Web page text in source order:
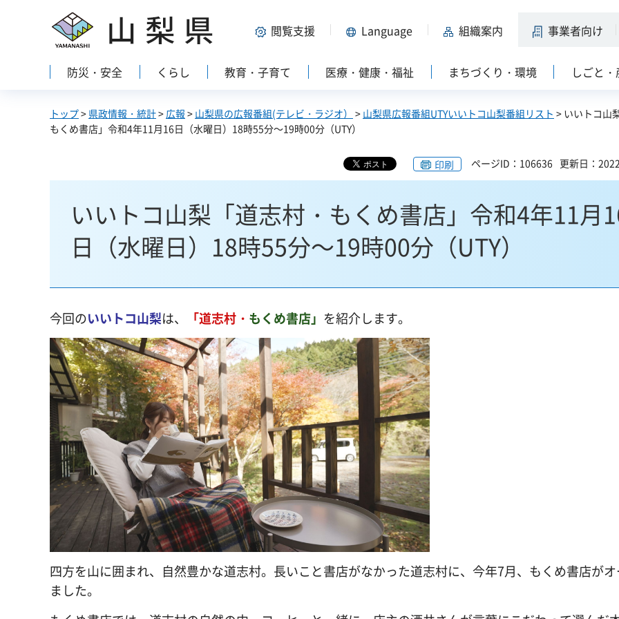
山梨県 閲覧支援 Language 組織案内 事業者向け
防災・安全 くらし 教育・子育て 医療・健康・福祉 まちづくり・環境 しごと
トップ> 県政情報・統計> 広報 > 山梨県の広報番組(テレビ・ラジオ） > 山梨県広報番組UTYいいトコ山梨番組リスト > いいトコ山
もくめ書店」令和4年11月16日（水曜日）18時55分～19時00分（UTY）
印刷 ページID：106636 更新日：
いいトコ山梨「道志村・もくめ書店」令和4年11月
日（水曜日）18時55分～19時00分（UTY）
今回のいいトコ山梨は、 「道志村・ もくめ書店」 を紹介します。
四方を山に囲まれ、自然豊かな道志村。長いこと書店がなかった道志村に、今年7月、もくめ書店が
ました。